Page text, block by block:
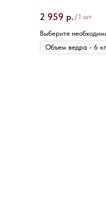
2 959 р./1 шт
Выберите